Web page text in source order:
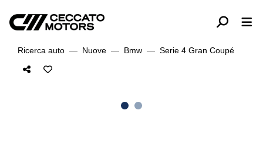
Ricerca auto Nuove Bmw Serie 4 Gran Coupé